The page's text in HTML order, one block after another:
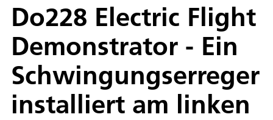
Do228 Electric Flight
Demonstrator - Ein
Schwingungserreger
installiert am linken